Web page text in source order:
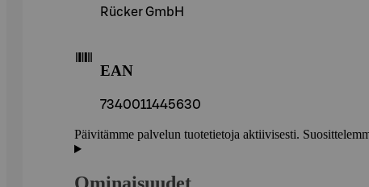
Rücker GmbH
EAN
7340011445630
Päivitämme palvelun tuotetietoja aktiivisesti.